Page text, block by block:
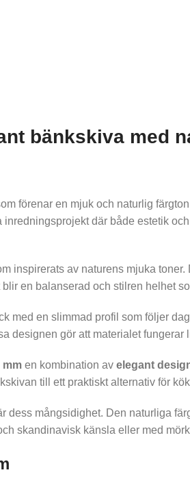
bänkskiva med
förenar en mjuk och naturlig
där både estetik
inspirerats av naturens mjuka
en balanserad och stilren helhet
med en slimmad profil som följer
designen gör att materialet
mm en kombination av elegant
till ett praktiskt alternativ för
dess mångsidighet. Den naturliga
skandinavisk känsla eller med